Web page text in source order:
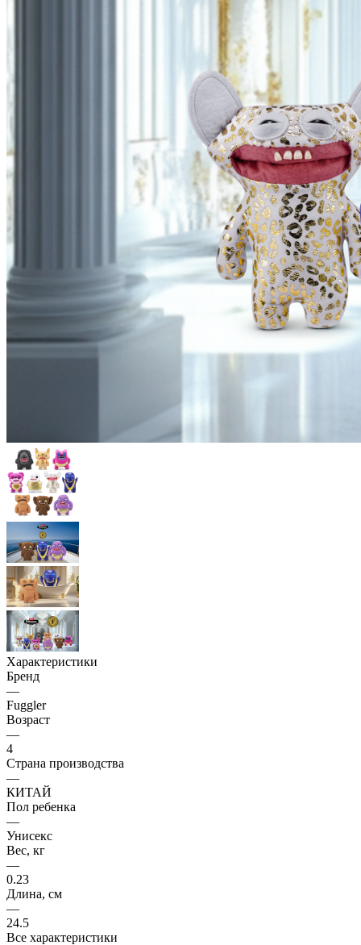
Характеристики
Бренд
—
Fuggler
Возраст
—
4
Страна производства
—
КИТАЙ
Пол ребенка
—
Унисекс
Вес, кг
—
0.23
Длина, см
—
24.5
Все характеристики